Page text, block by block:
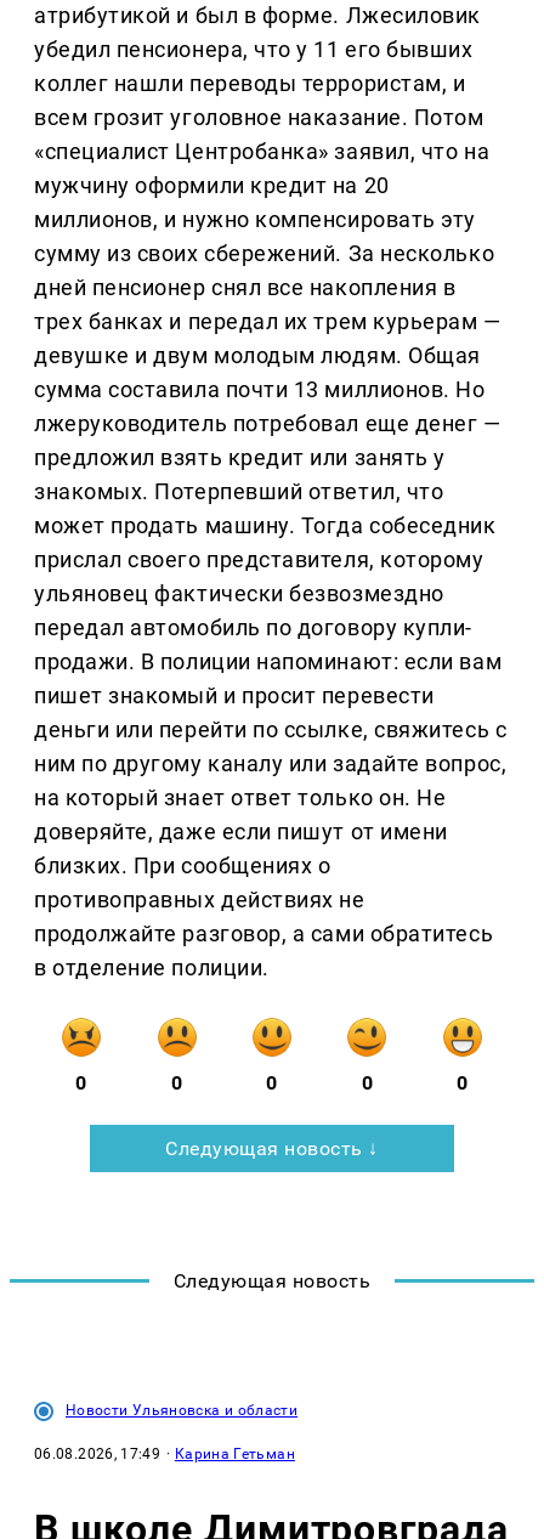
атрибутикой и был в форме. Лжесиловик
убедил пенсионера, что у 11 его бывших
коллег нашли переводы террористам, и
всем грозит уголовное наказание. Потом
«специалист Центробанка» заявил, что на
мужчину оформили кредит на 20
миллионов, и нужно компенсировать эту
сумму из своих сбережений. За несколько
дней пенсионер снял все накопления в
трех банках и передал их трем курьерам —
девушке и двум молодым людям. Общая
сумма составила почти 13 миллионов. Но
лжеруководитель потребовал еще денег —
предложил взять кредит или занять у
знакомых. Потерпевший ответил, что
может продать машину. Тогда собеседник
прислал своего представителя, которому
ульяновец фактически безвозмездно
передал автомобиль по договору купли-
продажи. В полиции напоминают: если вам
пишет знакомый и просит перевести
деньги или перейти по ссылке, свяжитесь с
ним по другому каналу или задайте вопрос,
на который знает ответ только он. Не
доверяйте, даже если пишут от имени
близких. При сообщениях о
противоправных действиях не
продолжайте разговор, а сами обратитесь
в отделение полиции.
0 0 0 0 0
Следующая новость ↓
Следующая новость
Новости Ульяновска и области
06.08.2026, 17:49 · Карина Гетьман
В школе Димитровграда